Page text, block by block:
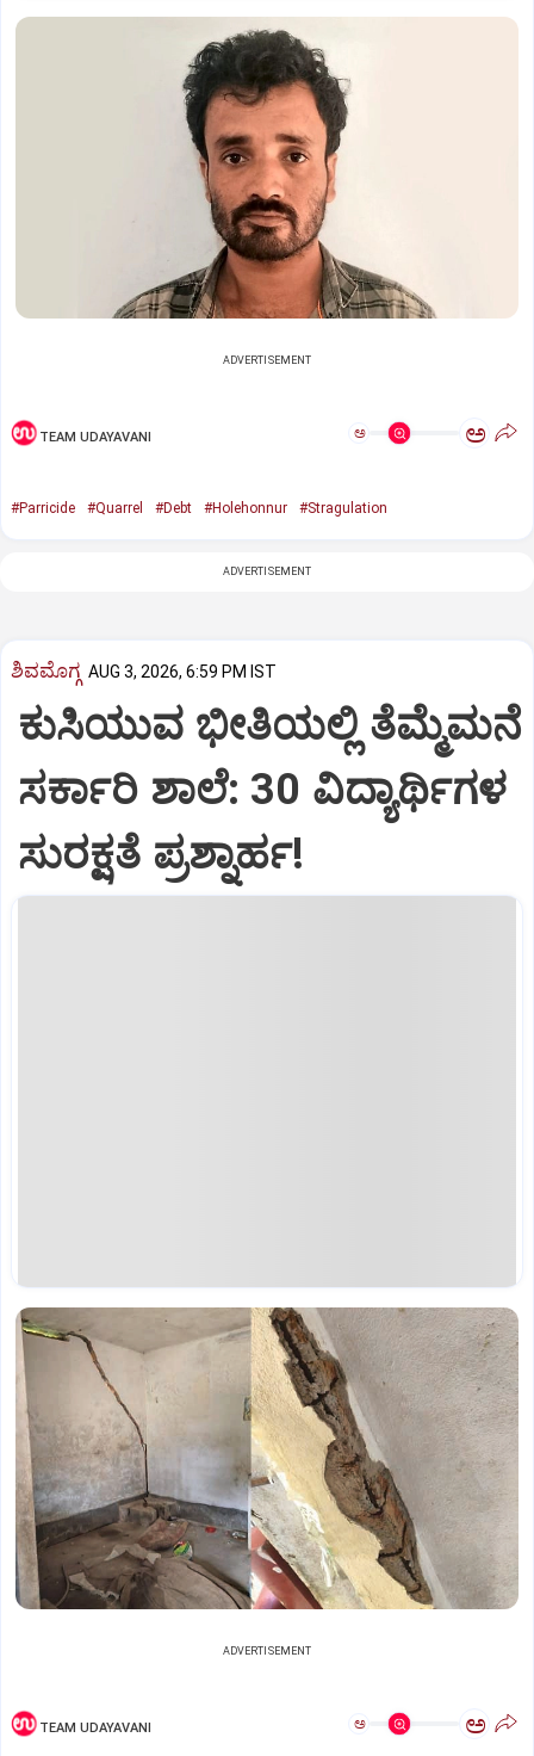
ADVERTISEMENT
TEAM UDAYAVANI ಅ ಅ
#Parricide #Quarrel #Debt #Holehonnur #Stragulation
ADVERTISEMENT
ಶಿವಮೊಗ್ಗ AUG 3, 2026, 6:59 PM IST
ಕುಸಿಯುವ ಭೀತಿಯಲ್ಲಿ ತೆಮ್ಮೆಮನೆ
ಸರ್ಕಾರಿ ಶಾಲೆ: 30 ವಿದ್ಯಾರ್ಥಿಗಳ
ಸುರಕ್ಷತೆ ಪ್ರಶ್ನಾರ್ಹ!
ADVERTISEMENT
TEAM UDAYAVANI ಅ ಅ